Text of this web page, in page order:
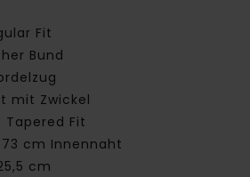
Fit
Bund
mit Zwickel
Tapered Fit
73 cm Innennaht
cm